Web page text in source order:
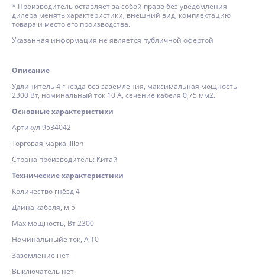
* Производитель оставляет за собой право без уведомления
дилера менять характеристики, внешний вид, комплектацию
товара и место его производства.
Указанная информация не является публичной офертой
Описание
Удлинитель 4 гнезда без заземления, максимальная мощность
2300 Вт, номинальный ток 10 А, сечение кабеля 0,75 мм2.
Основные характеристики
Артикул 9534042
Торговая марка Jilion
Страна производитель: Китай
Технические характеристики
Количество гнёзд 4
Длина кабеля, м 5
Max мощность, Вт 2300
Номинальныйе ток, А 10
Заземление нет
Выключатель нет